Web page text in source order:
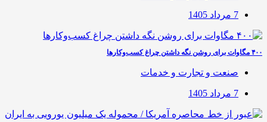
7 مرداد 1405
۴۰۰ مگاوات برای روشن نگه داشتن چراغ کسب‌وکار‌ها
صنعت و تجارت و خدمات
7 مرداد 1405